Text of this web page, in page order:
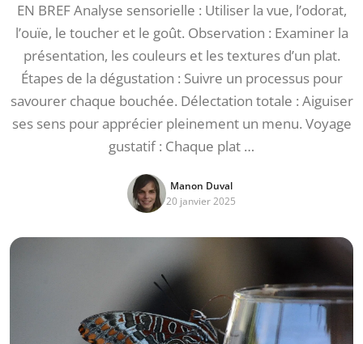
EN BREF Analyse sensorielle : Utiliser la vue, l’odorat,
l’ouïe, le toucher et le goût. Observation : Examiner la
présentation, les couleurs et les textures d’un plat.
Étapes de la dégustation : Suivre un processus pour
savourer chaque bouchée. Délectation totale : Aiguiser
ses sens pour apprécier pleinement un menu. Voyage
gustatif : Chaque plat …
Manon Duval
20 janvier 2025